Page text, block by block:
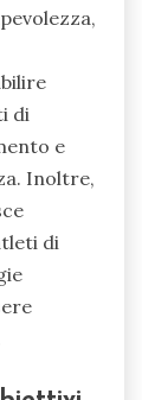
di
e
Inoltre,
di